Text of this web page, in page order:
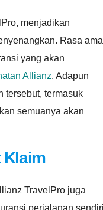
menjadikan
Rasa
yang akan
Allianz. Adapun
tersebut, termasuk
semuanya akan
Klaim
TravelPro juga